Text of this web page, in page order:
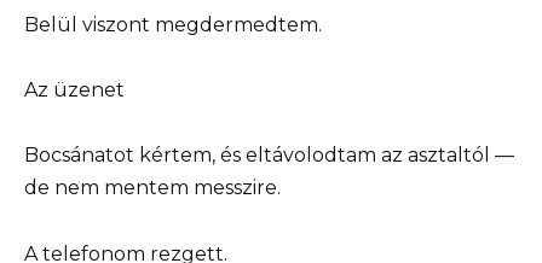
Belül viszont megdermedtem.
Az üzenet
Bocsánatot kértem, és eltávolodtam az asztaltól —
de nem mentem messzire.
A telefonom rezgett.